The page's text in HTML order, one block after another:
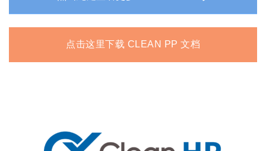
点击这里下载 CLEAN PP 文档